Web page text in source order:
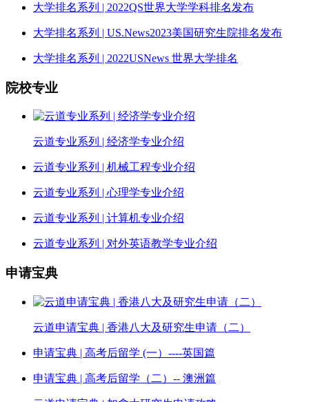
大学排名系列 | 2022QS世界大学学科排名发布
大学排名系列 | US.News2023美国研究生院排名发布
大学排名系列 | 2022USNews 世界大学排名
院校专业
云道专业系列 | 经济学专业介绍
云道专业系列 | 机械工程专业介绍
云道专业系列 | 心理学专业介绍
云道专业系列 | 计算机专业介绍
云道专业系列 | 对外英语教学专业介绍
申请宝典
云道申请宝典 | 香港八大及研究生申请（二）
申请宝典 | 高考后留学 (一）----英国篇
申请宝典 | 高考后留学（二）-- 澳洲篇